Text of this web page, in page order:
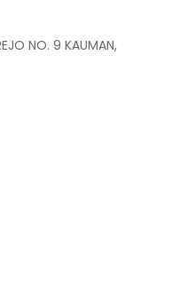
NO. 9 KAUMAN,